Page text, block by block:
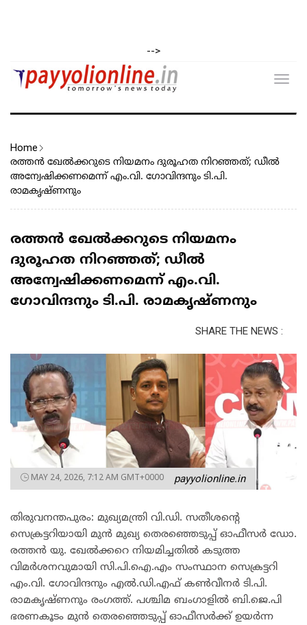
-->
Home
രത്തൻ ഖേൽക്കറുടെ നിയമനം ദുരൂഹത നിറഞ്ഞത്; ഡീൽ
അന്വേഷിക്കണമെന്ന് എം.വി. ഗോവിന്ദനും ടി.പി.
രാമകൃഷ്ണനും
രത്തൻ ഖേൽക്കറുടെ നിയമനം
ദുരൂഹത നിറഞ്ഞത്; ഡീൽ
അന്വേഷിക്കണമെന്ന് എം.വി.
ഗോവിന്ദനും ടി.പി. രാമകൃഷ്ണനും
SHARE THE NEWS :
MAY 24, 2026, 7:12 AM GMT+0000 payyolionline.in
തിരുവനന്തപുരം: മുഖ്യമന്ത്രി വി.ഡി. സതീശന്റെ
സെക്രട്ടറിയായി മുൻ മുഖ്യ തെരഞ്ഞെടുപ്പ് ഓഫീസർ ഡോ.
രത്തൻ യു. ഖേൽക്കറെ നിയമിച്ചതിൽ കടുത്ത
വിമർശനവുമായി സി.പി.ഐ.എം സംസ്ഥാന സെക്രട്ടറി
എം.വി. ഗോവിന്ദനും എൽ.ഡി.എഫ് കൺവീനർ ടി.പി.
രാമകൃഷ്ണനും രംഗത്ത്. പശ്ചിമ ബംഗാളിൽ ബി.ജെ.പി
ഭരണകൂടം മുൻ തെരഞ്ഞെടുപ്പ് ഓഫീസർക്ക് ഉയർന്ന